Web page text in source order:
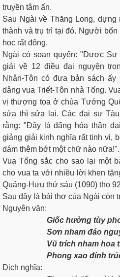
truyền tâm ấn.
Sau Ngài về Thăng Long,
thành và trụ trì tại đó. Người
học rất đông.
Ngài có soạn quyển: "Dược Sư
giải về 12 điều đại nguyện
Nhân-Tôn có đưa bản sách
dâng vua Triết-Tôn nhà Tống.
vị thượng tọa ở chùa Tướng
sửa thì sửa lại. Các đại sư
rằng: "Ðây là đấng hóa thân
giảng giải kinh nghĩa rất tinh vi,
dám thêm bớt một chữ nào nữa!".
Vua Tống sắc cho sao lại một
cho vua ta với nhiều lời khen
Quảng-Hựu thứ sáu (1090) thọ
Sau đây là bài thơ của Ngài còn
Nguyên văn:
Giốc hưởng tùy
Sơn nham đáo
Vũ trích nham hoa
Phong xao đính
Dịch nghĩa: